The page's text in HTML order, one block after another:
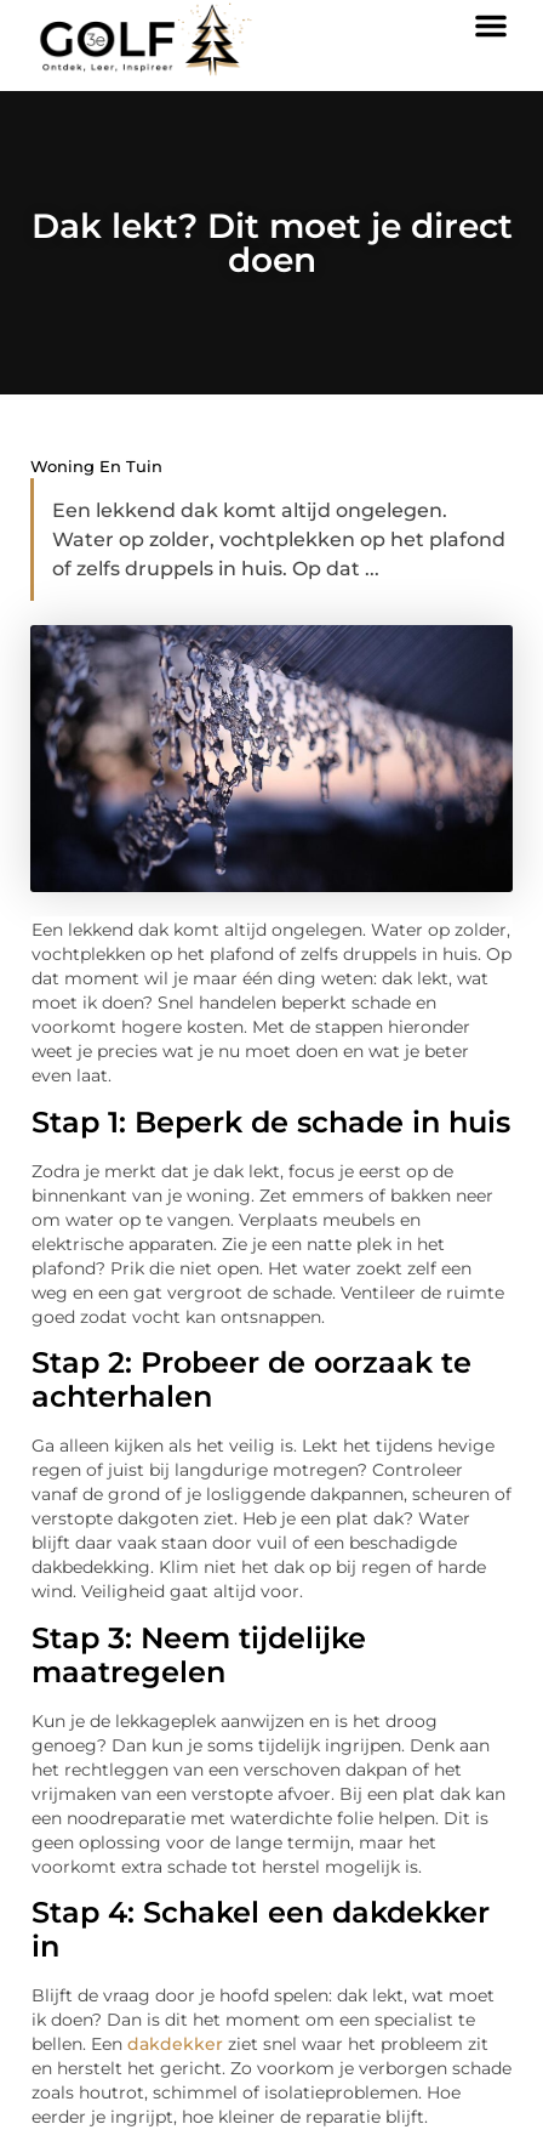
Dak lekt? Dit moet je direct
doen
Woning En Tuin
Een lekkend dak komt altijd ongelegen.
Water op zolder, vochtplekken op het plafond
of zelfs druppels in huis. Op dat ...
Een lekkend dak komt altijd ongelegen. Water op zolder,
vochtplekken op het plafond of zelfs druppels in huis. Op
dat moment wil je maar één ding weten: dak lekt, wat
moet ik doen? Snel handelen beperkt schade en
voorkomt hogere kosten. Met de stappen hieronder
weet je precies wat je nu moet doen en wat je beter
even laat.
Stap 1: Beperk de schade in huis
Zodra je merkt dat je dak lekt, focus je eerst op de
binnenkant van je woning. Zet emmers of bakken neer
om water op te vangen. Verplaats meubels en
elektrische apparaten. Zie je een natte plek in het
plafond? Prik die niet open. Het water zoekt zelf een
weg en een gat vergroot de schade. Ventileer de ruimte
goed zodat vocht kan ontsnappen.
Stap 2: Probeer de oorzaak te
achterhalen
Ga alleen kijken als het veilig is. Lekt het tijdens hevige
regen of juist bij langdurige motregen? Controleer
vanaf de grond of je losliggende dakpannen, scheuren of
verstopte dakgoten ziet. Heb je een plat dak? Water
blijft daar vaak staan door vuil of een beschadigde
dakbedekking. Klim niet het dak op bij regen of harde
wind. Veiligheid gaat altijd voor.
Stap 3: Neem tijdelijke
maatregelen
Kun je de lekkageplek aanwijzen en is het droog
genoeg? Dan kun je soms tijdelijk ingrijpen. Denk aan
het rechtleggen van een verschoven dakpan of het
vrijmaken van een verstopte afvoer. Bij een plat dak kan
een noodreparatie met waterdichte folie helpen. Dit is
geen oplossing voor de lange termijn, maar het
voorkomt extra schade tot herstel mogelijk is.
Stap 4: Schakel een dakdekker
in
Blijft de vraag door je hoofd spelen: dak lekt, wat moet
ik doen? Dan is dit het moment om een specialist te
bellen. Een dakdekker ziet snel waar het probleem zit
en herstelt het gericht. Zo voorkom je verborgen schade
zoals houtrot, schimmel of isolatieproblemen. Hoe
eerder je ingrijpt, hoe kleiner de reparatie blijft.